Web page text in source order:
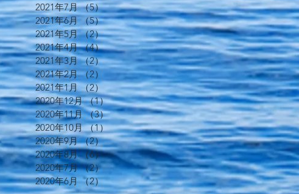
2021年7月 （5）5件の記事
2021年6月
（5）5件の記事
2021年5月 （2）2件の記事
2021年4月 （4）4件の記事
2021年3月 （2）2件の記事
2021年2月 （2） 2件の記事
2021年1月 （2）2件の記事
2020年12月 （1）1件の記事
2020年11月 （3）3件の記事
2020年10月 （1）1件の記事
2020年9月 （2）2件の記事
2020年8月 （6）6件の記事
2020年7月 （2）2件の記事
2020年6月 （2）2件の記事